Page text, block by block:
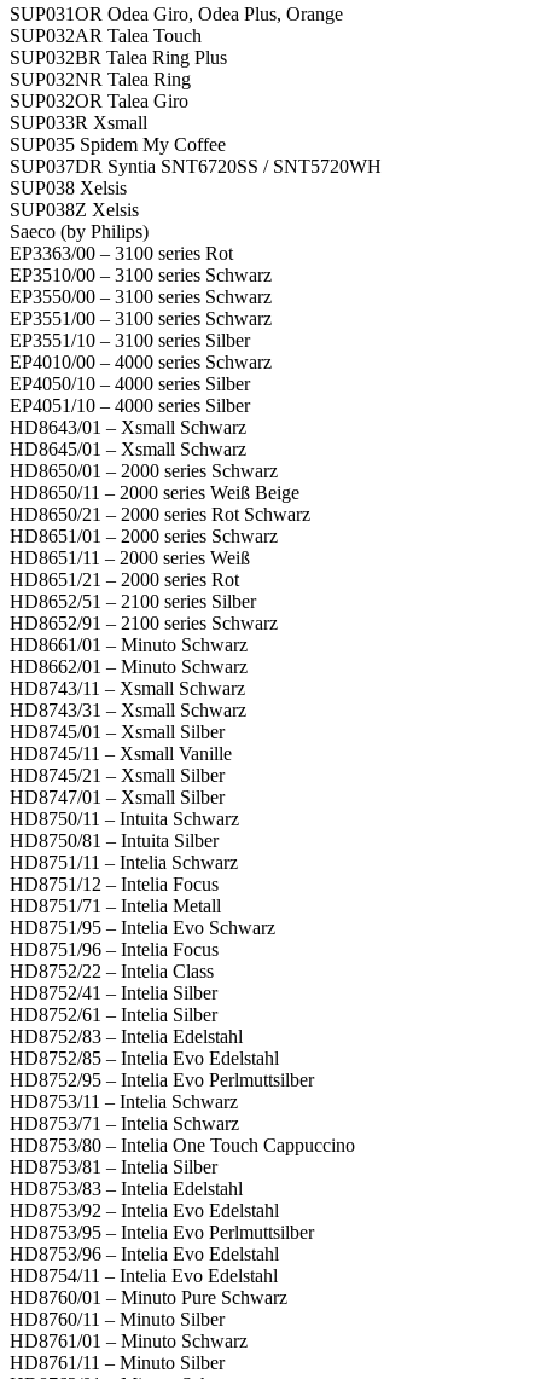
SUP031OR Odea Giro, Odea Plus, Orange
SUP032AR Talea Touch
SUP032BR Talea Ring Plus
SUP032NR Talea Ring
SUP032OR Talea Giro
SUP033R Xsmall
SUP035 Spidem My Coffee
SUP037DR Syntia SNT6720SS / SNT5720WH
SUP038 Xelsis
SUP038Z Xelsis
Saeco (by Philips)
EP3363/00 – 3100 series Rot
EP3510/00 – 3100 series Schwarz
EP3550/00 – 3100 series Schwarz
EP3551/00 – 3100 series Schwarz
EP3551/10 – 3100 series Silber
EP4010/00 – 4000 series Schwarz
EP4050/10 – 4000 series Silber
EP4051/10 – 4000 series Silber
HD8643/01 – Xsmall Schwarz
HD8645/01 – Xsmall Schwarz
HD8650/01 – 2000 series Schwarz
HD8650/11 – 2000 series Weiß Beige
HD8650/21 – 2000 series Rot Schwarz
HD8651/01 – 2000 series Schwarz
HD8651/11 – 2000 series Weiß
HD8651/21 – 2000 series Rot
HD8652/51 – 2100 series Silber
HD8652/91 – 2100 series Schwarz
HD8661/01 – Minuto Schwarz
HD8662/01 – Minuto Schwarz
HD8743/11 – Xsmall Schwarz
HD8743/31 – Xsmall Schwarz
HD8745/01 – Xsmall Silber
HD8745/11 – Xsmall Vanille
HD8745/21 – Xsmall Silber
HD8747/01 – Xsmall Silber
HD8750/11 – Intuita Schwarz
HD8750/81 – Intuita Silber
HD8751/11 – Intelia Schwarz
HD8751/12 – Intelia Focus
HD8751/71 – Intelia Metall
HD8751/95 – Intelia Evo Schwarz
HD8751/96 – Intelia Focus
HD8752/22 – Intelia Class
HD8752/41 – Intelia Silber
HD8752/61 – Intelia Silber
HD8752/83 – Intelia Edelstahl
HD8752/85 – Intelia Evo Edelstahl
HD8752/95 – Intelia Evo Perlmuttsilber
HD8753/11 – Intelia Schwarz
HD8753/71 – Intelia Schwarz
HD8753/80 – Intelia One Touch Cappuccino
HD8753/81 – Intelia Silber
HD8753/83 – Intelia Edelstahl
HD8753/92 – Intelia Evo Edelstahl
HD8753/95 – Intelia Evo Perlmuttsilber
HD8753/96 – Intelia Evo Edelstahl
HD8754/11 – Intelia Evo Edelstahl
HD8760/01 – Minuto Pure Schwarz
HD8760/11 – Minuto Silber
HD8761/01 – Minuto Schwarz
HD8761/11 – Minuto Silber